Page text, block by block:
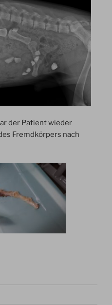
der Patient wieder
Fremdkörpers nach